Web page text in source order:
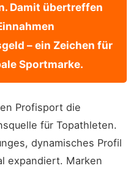
Damit übertreffen
– ein Zeichen für
Sportmarke.
Profisport die
für Topathleten.
dynamisches Profil
expandiert. Marken